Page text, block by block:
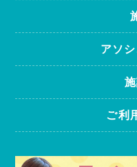
アソ
ご利